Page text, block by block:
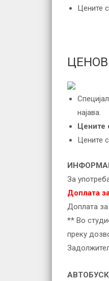
Цените
најава.​
Цените
Цените
За
Доплата
Доплата за
** Во
преку